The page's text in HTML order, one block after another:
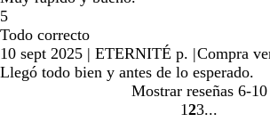
5
Todo correcto
10 sept 2025 | ETERNITÉ p. |Compra
Llegó todo bien y antes de lo esperado.
Mostrar reseñas 6-10
Ir
1 Ir
2Ir
3